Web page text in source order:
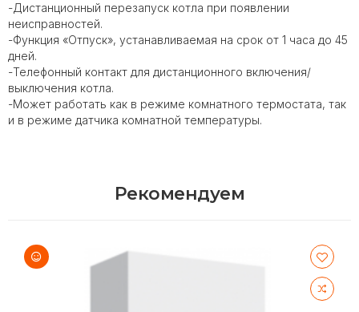
-Дистанционный перезапуск котла при появлении
неисправностей.
-Функция «Отпуск», устанавливаемая на срок от 1 часа до 45
дней.
-Телефонный контакт для дистанционного включения/
выключения котла.
-Может работать как в режиме комнатного термостата, так
и в режиме датчика комнатной температуры.
Рекомендуем